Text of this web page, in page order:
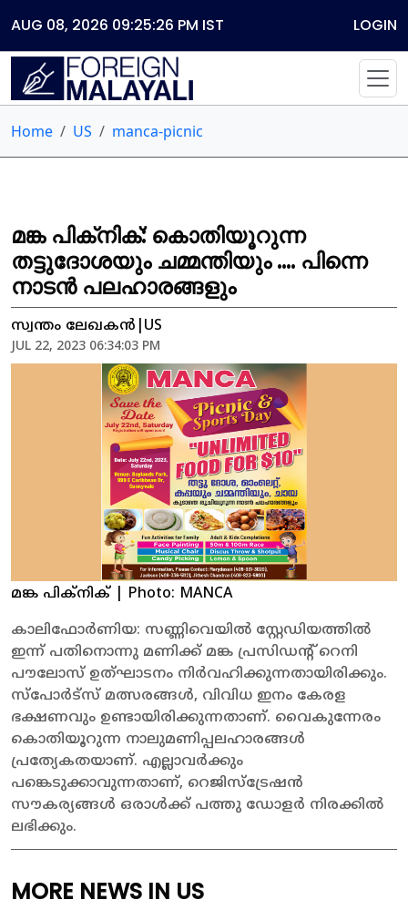
AUG 08, 2026 09:25:26 PM IST LOGIN
Home US manca-picnic
മങ്ക പിക്‌നിക്: കൊതിയൂറുന്ന
തട്ടുദോശയും ചമ്മന്തിയും .... പിന്നെ
നാടൻ പലഹാരങ്ങളും
സ്വന്തം ലേഖകൻ|US
JUL 22, 2023 06:34:03 PM
മങ്ക പിക്നിക്
| Photo: MANCA
കാലിഫോർണിയ: സണ്ണിവെയിൽ സ്റ്റേഡിയത്തിൽ
ഇന്ന് പതിനൊന്നു മണിക്ക് മങ്ക പ്രസിഡന്റ് റെനി
പൗലോസ് ഉത്‌ഘാടനം നിർവഹിക്കുന്നതായിരിക്കും.
സ്പോർട്സ് മത്സരങ്ങൾ, വിവിധ ഇനം കേരള
ഭക്ഷണവും ഉണ്ടായിരിക്കുന്നതാണ്‌. വൈകുന്നേരം
കൊതിയൂറുന്ന നാലുമണിപ്പലഹാരങ്ങൾ
പ്രത്യേകതയാണ്. എല്ലാവർക്കും
പങ്കെടുക്കാവുന്നതാണ്, റെജിസ്ട്രേഷൻ
സൗകര്യങ്ങൾ ഒരാൾക്ക് പത്തു ഡോളർ നിരക്കിൽ
ലഭിക്കും.
MORE NEWS IN US